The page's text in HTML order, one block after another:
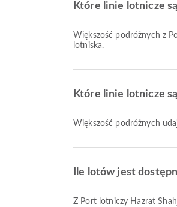
Które linie lotnicze
Większość podróżnych z
lotniska.
Które linie lotnicze
Większość podróżnych
Ile lotów jest
Z Port lotniczy Hazrat